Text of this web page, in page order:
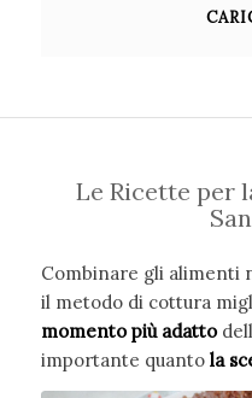
Le Ricette per
Combinare gli alimenti
il metodo di cottura
momento più adatto
importante quanto la